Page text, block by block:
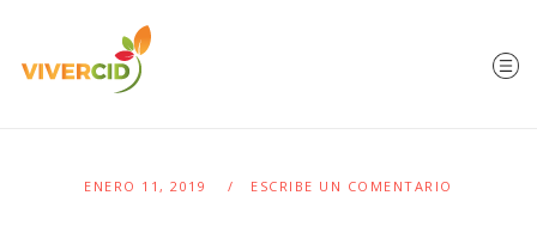
ENERO 11, 2019 ESCRIBE UN COMENTARIO